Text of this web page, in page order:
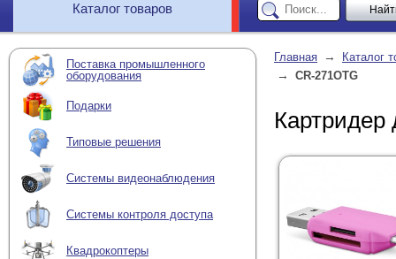
Каталог товаров
Поставка промышленного
оборудования
Подарки
Типовые решения
Системы видеонаблюдения
Системы контроля доступа
Квадрокоптеры
Главная → Каталог
→ CR-271OTG